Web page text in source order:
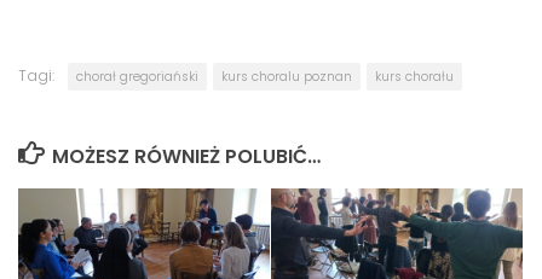
Tagi: chorał gregoriański kurs choralu poznan kurs chorału
MOŻESZ RÓWNIEŻ POLUBIĆ…